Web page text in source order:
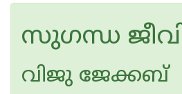
സുഗന്ധ
വിജു ജേക്കബ്